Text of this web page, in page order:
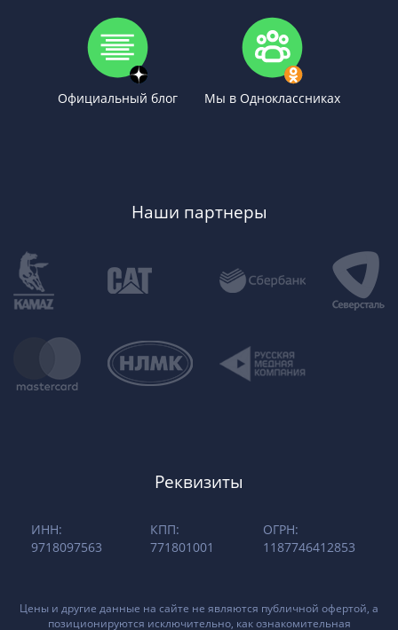
Официальный блог Мы в Одноклассниках
Наши партнеры
Реквизиты
ИНН:
9718097563
КПП:
771801001
ОГРН:
1187746412853
Цены и другие данные на сайте не являются публичной офертой, а
позиционируются исключительно, как ознакомительная